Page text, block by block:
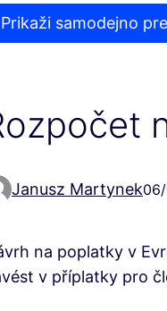
Prikaži samodejno
Janusz Martynek
na poplatky v
v příplatky pro